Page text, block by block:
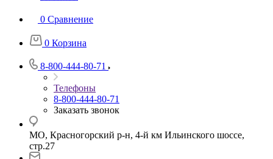
0 Сравнение
0 Корзина
8-800-444-80-71
Телефоны
8-800-444-80-71
Заказать звонок
МО, Красногорский р-н, 4-й км Ильинского шоссе,
стр.27